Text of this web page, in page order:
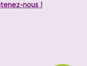
nous !